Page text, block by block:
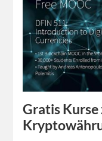
Gratis Kurse